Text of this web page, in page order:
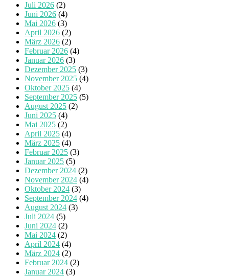
Juli 2026 (2)
Juni 2026 (4)
Mai 2026 (3)
April 2026 (2)
März 2026 (2)
Februar 2026 (4)
Januar 2026 (3)
Dezember 2025 (3)
November 2025 (4)
Oktober 2025 (4)
September 2025 (5)
August 2025 (2)
Juni 2025 (4)
Mai 2025 (2)
April 2025 (4)
März 2025 (4)
Februar 2025 (3)
Januar 2025 (5)
Dezember 2024 (2)
November 2024 (4)
Oktober 2024 (3)
September 2024 (4)
August 2024 (3)
Juli 2024 (5)
Juni 2024 (2)
Mai 2024 (2)
April 2024 (4)
März 2024 (2)
Februar 2024 (2)
Januar 2024 (3)